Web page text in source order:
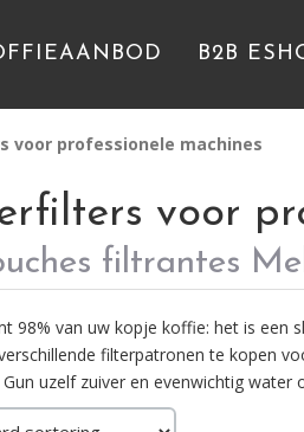
B2B
voor professionele machines
voor
filtrantes
98% van uw kopje koffie: het is een
filterpatronen te kopen
Gun uzelf zuiver en evenwichtig